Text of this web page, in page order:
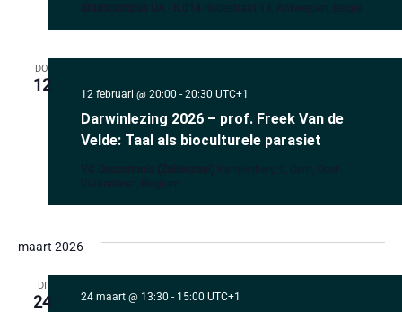
DO
12
Darwinlezing 2026 – prof. Freek Van de
Velde: Taal als bioculturele parasiet
12 februari @ 20:00 - 20:30 UTC+1
maart 2026
DI
24 24 maart @ 13:30 - 15:00 UTC+1